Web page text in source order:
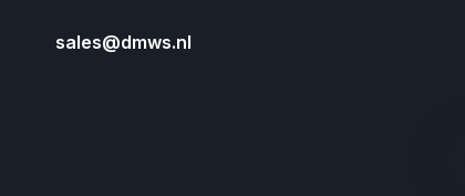
sales@dmws.nl